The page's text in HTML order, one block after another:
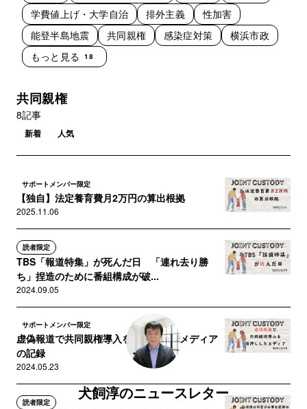
学費値上げ・大学自治
排外主義
性加害
能登半島地震
共同親権 感染症対策
横浜市政
もっと見る 18
共同親権
8記事
新着 人気
サポートメンバー限定
【独自】法定養育費月2万円の算出根拠
2025.11.06
読者限定
TBS「報道特集」が死んだ日 「連れ去り勝
ち」捏造のために番組構成が破...
2024.09.05
サポートメンバー限定
虚偽報道で共同親権導入を後押ししたメディア
の記録
2024.05.23
読者限定
犬飼淳のニュースレター